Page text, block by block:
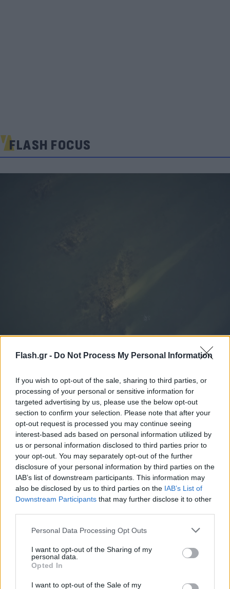
Flash.gr - Do Not Process My Personal Information
If you wish to opt-out of the sale, sharing to third parties, or
processing of your personal or sensitive information for
targeted advertising by us, please use the below opt-out
section to confirm your selection. Please note that after your
opt-out request is processed you may continue seeing
interest-based ads based on personal information utilized by
us or personal information disclosed to third parties prior to
your opt-out. You may separately opt-out of the further
disclosure of your personal information by third parties on the
IAB’s list of downstream participants. This information may
also be disclosed by us to third parties on the IAB’s List of
Downstream Participants that may further disclose it to other
Please note that this website/app uses one or more Google
not limited to your visit or usage behaviour. You may click to
grant or deny consent to Google and its third-party tags to
use your data for below specified purposes in below Google
consent section.
Personal Data Processing Opt Outs
I want to opt-out of the Sharing of my
personal data.
Opted In
I want to opt-out of the Sale of my
FLASH FOCUS
Η χαμηλή στάθμη του Δούναβη στη
Βουλγαρία αποκάλυψε τη γέφυρα του
Μεγάλου Κωνσταντίνου
06.08.2026